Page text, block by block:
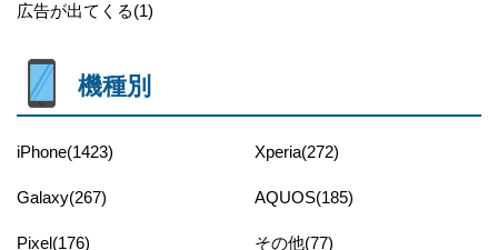
広告が出てくる(1)
機種別
iPhone(1423) Xperia(272)
Galaxy(267) AQUOS(185)
Pixel(176) その他(77)